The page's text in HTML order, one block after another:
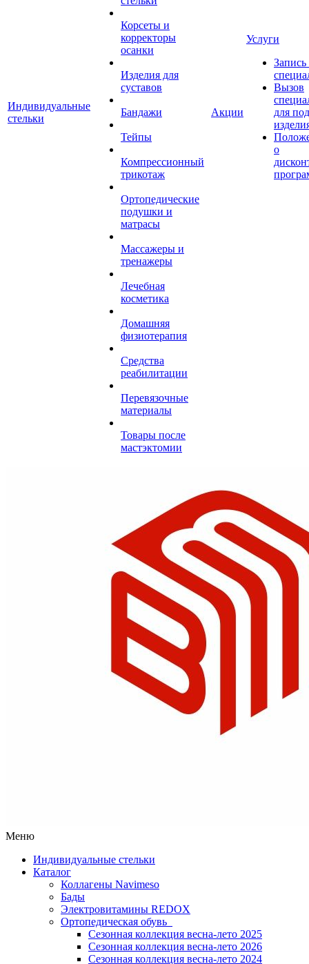
Индивидуальные
стельки
Корсеты и
корректоры
осанки
Изделия для
суставов
Бандажи
Тейпы
Компрессионный
трикотаж
Ортопедические
подушки и
матрасы
Массажеры и
тренажеры
Лечебная
косметика
Домашняя
физиотерапия
Средства
реабилитации
Перевязочные
материалы
Товары после
мастэктомии
Акции
Услуги
Запись
Вызов
для
о
Меню
Индивидуальные стельки
Каталог
Коллагены Navimeso
Бады
Электровитамины REDOX
Ортопедическая обувь
Сезонная коллекция весна-лето 2025
Сезонная коллекция весна-лето 2026
Сезонная коллекция весна-лето 2024